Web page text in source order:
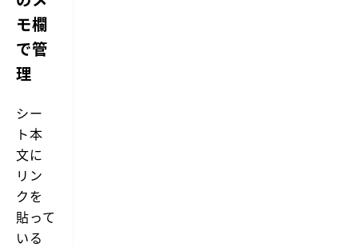
モ欄
で管
理
シー
ト本
文に
リン
クを
貼って
いる